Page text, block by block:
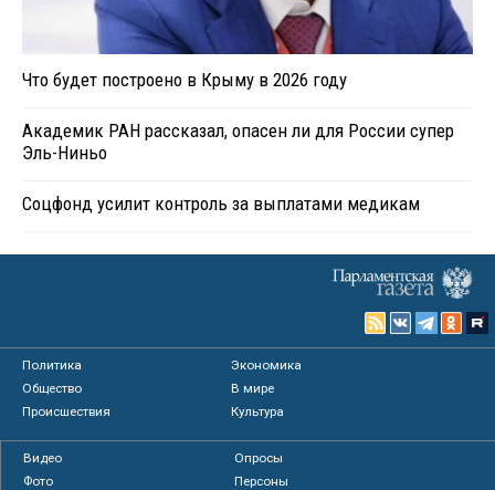
Что будет построено в Крыму в 2026 году
Академик РАН рассказал, опасен ли для России супер
Эль-Ниньо
Соцфонд усилит контроль за выплатами медикам
Политика
Экономика
Общество
В мире
Происшествия
Культура
Видео
Опросы
Фото
Персоны